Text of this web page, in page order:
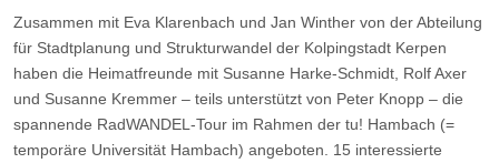
Zusammen mit Eva Klarenbach und Jan Winther von der Abteilung
für Stadtplanung und Strukturwandel der Kolpingstadt Kerpen
haben die Heimatfreunde mit Susanne Harke-Schmidt, Rolf Axer
und Susanne Kremmer – teils unterstützt von Peter Knopp – die
spannende RadWANDEL-Tour im Rahmen der tu! Hambach (=
temporäre Universität Hambach) angeboten. 15 interessierte